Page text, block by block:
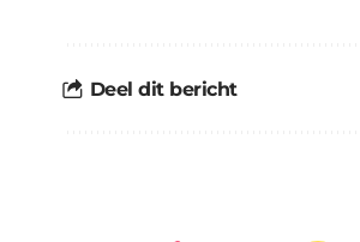
Deel dit bericht